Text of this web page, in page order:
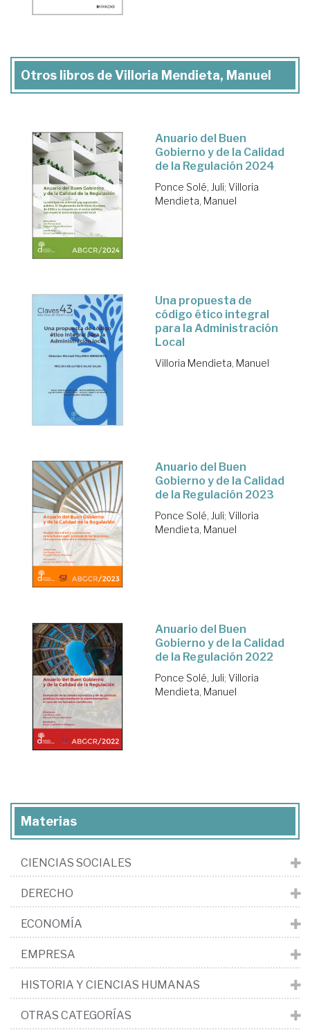
Otros libros de Villoria Mendieta, Manuel
Anuario del Buen
Gobierno y de la Calidad
de la Regulación 2024
Ponce Solé, Juli; Villoria
Mendieta, Manuel
Una propuesta de
código ético integral
para la Administración
Local
Villoria Mendieta, Manuel
Anuario del Buen
Gobierno y de la Calidad
de la Regulación 2023
Ponce Solé, Juli; Villoria
Mendieta, Manuel
Anuario del Buen
Gobierno y de la Calidad
de la Regulación 2022
Ponce Solé, Juli; Villoria
Mendieta, Manuel
Materias
CIENCIAS SOCIALES
DERECHO
ECONOMÍA
EMPRESA
HISTORIA Y CIENCIAS HUMANAS
OTRAS CATEGORÍAS